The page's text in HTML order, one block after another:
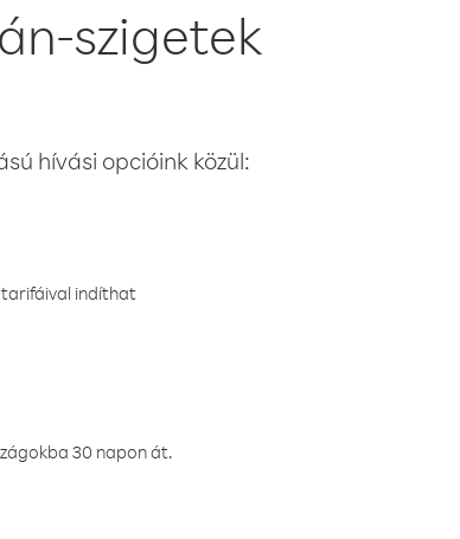
szigetek
hívási opcióink közül:
tarifáival indíthat
30 napon át.